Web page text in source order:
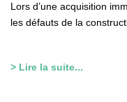
Lors d’une acquisition
les défauts de la
> Lire la suite...